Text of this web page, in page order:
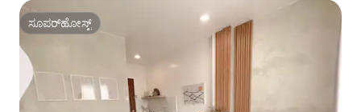
ಸೂಪರ್‌ಹೋಸ್ಟ್
ಸೂಪರ್‌ಹೋಸ್ಟ್